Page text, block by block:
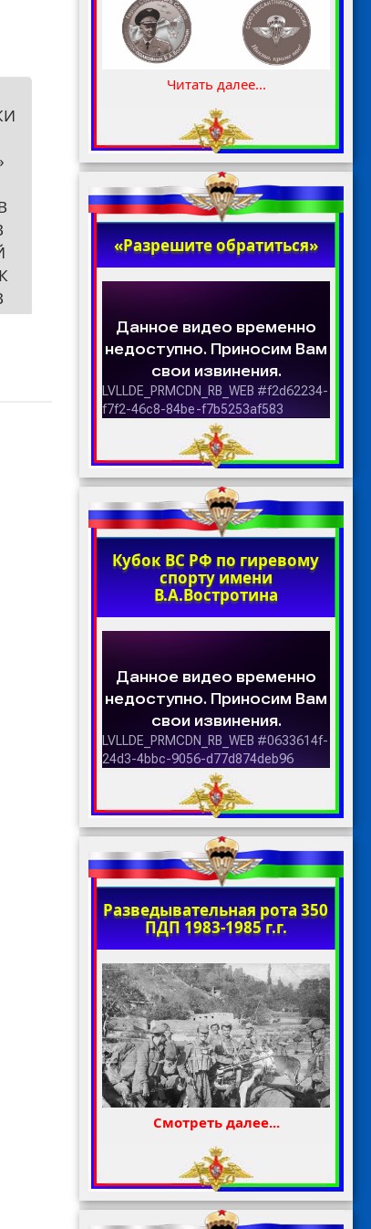
Читать далее...
«Разрешите обратиться»
Кубок ВС РФ по гиревому
спорту имени
В.А.Востротина
Разведывательная рота 350
ПДП 1983-1985 г.г.
Смотреть далее...